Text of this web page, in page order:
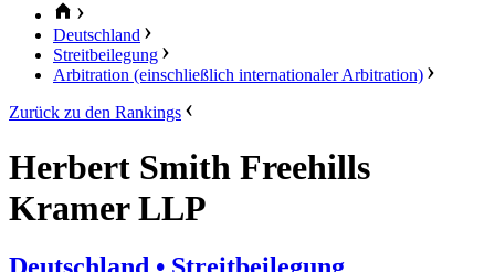
Deutschland
Streitbeilegung
Arbitration (einschließlich internationaler Arbitration)
Zurück zu den Rankings
Herbert Smith Freehills
Kramer LLP